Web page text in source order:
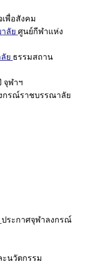
พื่อสังคม
ลัย ศูนย์กีฬาแห่ง
ย ธรรมสถาน
จุฬาฯ
กรณ์ราชบรรณาลัย
ประกาศจุฬาลงกรณ์
ะนวัตกรรม